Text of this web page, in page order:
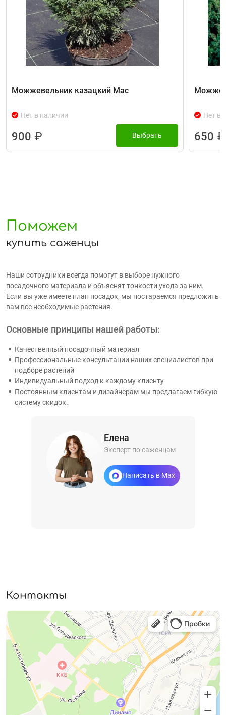
Можжевельник казацкий Мас
Нет в наличии
900 ₽ Выбрать
Нет в
650 ₽
Поможем
купить саженцы
Наши сотрудники всегда помогут в выборе нужного
посадочного материала и объяснят тонкости ухода за ним.
Если вы уже имеете план посадок, мы постараемся предложить
вам все необходимые растения.
Основные принципы нашей работы:
Качественный посадочный материал
Профессиональные консультации наших специалистов при
подборе растений
Индивидуальный подход к каждому клиенту
Постоянным клиентам и дизайнерам мы предлагаем гибкую
систему скидок.
Елена
Эксперт по саженцам
Написать в Max
Контакты